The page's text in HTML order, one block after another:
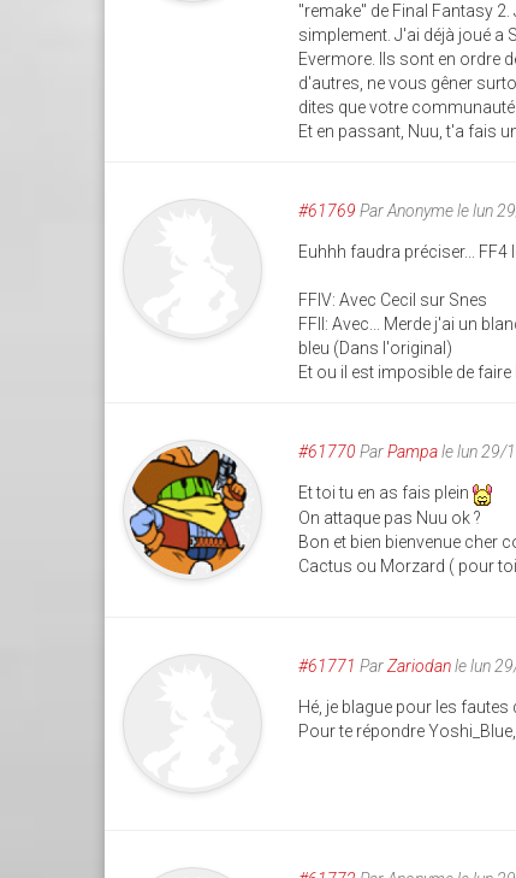
"remake" de Final Fantasy
simplement. J'ai déjà joué a
Evermore. Ils sont en ordre
d'autres, ne vous gêner
dites que votre
Et en passant, Nuu, t'a fais
#61769 ParAnonymele lun
Euhhh faudra préciser... FF4
FFIV: Avec Cecil sur Snes
FFII: Avec... Merde j'ai un
bleu (Dans l'original)
Et ou il est imposible de
#61770 ParPampale lun 29/
Et toi tu en as fais plein
On attaque pas Nuu ok ?
Bon et bien bienvenue cher
Cactus ou Morzard ( pour
#61771 ParZariodanle lun
Hé, je blague pour les
Pour te répondre